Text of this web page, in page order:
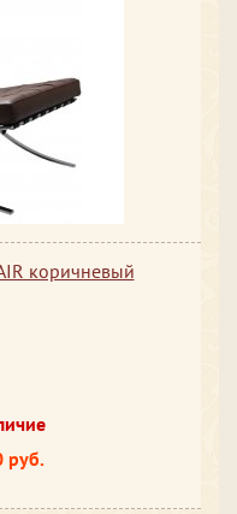
коричневый
руб.